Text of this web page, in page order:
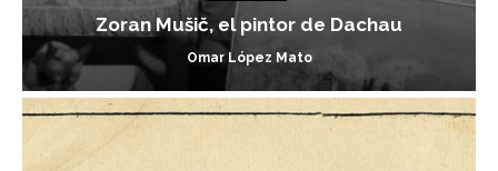
Zoran Mušič, el pintor de Dachau
Omar López Mato